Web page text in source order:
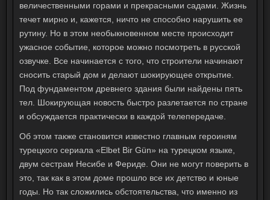
величественными горами и прекрасными садами. Жизнь
течет мирно и, кажется, ничто не способно нарушить ее
рутину. Но в этом необыкновенном месте происходит
ужасное событие, которое можно посмотреть в русской
озвучке. Все начинается с того, что строители начинают
сносить старый дом и делают шокирующее открытие.
Под фундаментом древнего здания были найдены пять
тел. Шокирующая новость быстро разлетается по стране
и обсуждается практически в каждой телепередаче.
Об этом также становится известно главным героиням
турецкого сериала «Elbet Bir Gün» на турецком языке,
двум сестрам Несибе и Фериде. Они не могут поверить в
это, так как в этом доме прошло все их детство и юные
годы. Но так сложились обстоятельства, что именно из